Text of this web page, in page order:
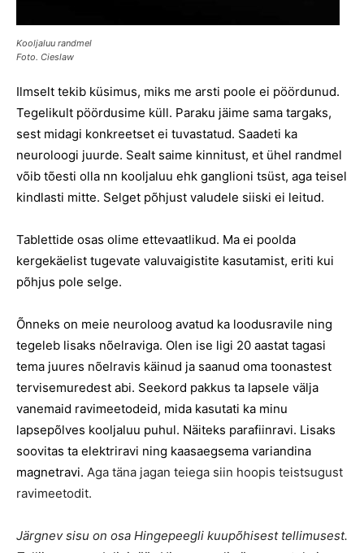
Kooljaluu randmel
Foto. Cieslaw
Ilmselt tekib küsimus, miks me arsti poole ei pöördunud.
Tegelikult pöördusime küll. Paraku jäime sama targaks,
sest midagi konkreetset ei tuvastatud. Saadeti ka
neuroloogi juurde. Sealt saime kinnitust, et ühel randmel
võib tõesti olla nn kooljaluu ehk ganglioni tsüst, aga teisel
kindlasti mitte. Selget põhjust valudele siiski ei leitud.
Tablettide osas olime ettevaatlikud. Ma ei poolda
kergekäelist tugevate valuvaigistite kasutamist, eriti kui
põhjus pole selge.
Õnneks on meie neuroloog avatud ka loodusravile ning
tegeleb lisaks nõelraviga. Olen ise ligi 20 aastat tagasi
tema juures nõelravis käinud ja saanud oma toonastest
tervisemuredest abi. Seekord pakkus ta lapsele välja
vanemaid ravimeetodeid, mida kasutati ka minu
lapsepõlves kooljaluu puhul. Näiteks parafiinravi. Lisaks
soovitas ta elektriravi ning kaasaegsema variandina
magnetravi. Aga täna jagan teiega siin hoopis teistsugust
ravimeetodit.
Järgnev sisu on osa Hingepeegli kuupõhisest tellimusest.